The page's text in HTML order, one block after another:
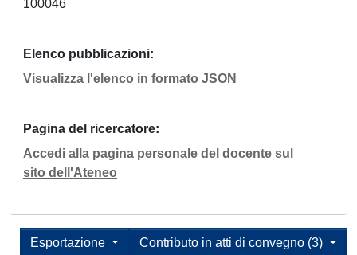
100046
Elenco pubblicazioni
Visualizza l'elenco in formato JSON
Pagina del ricercatore
Accedi alla pagina personale del docente sul
sito dell'Ateneo
Contributo in atti di convegno (3)
Esportazione